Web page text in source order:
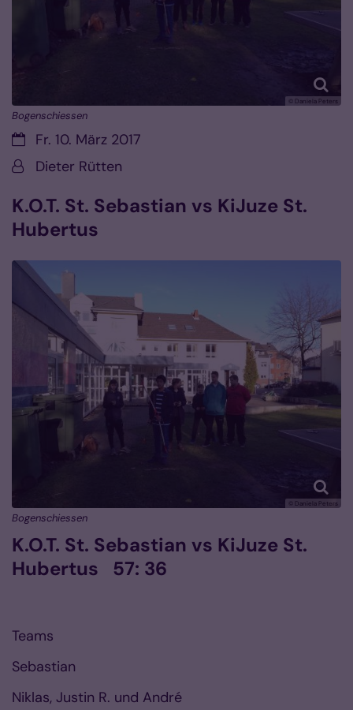
© Daniela Peters
Bogenschiessen
Datum:Fr. 10. März 2017
Von:Dieter Rütten
K.O.T. St. Sebastian vs KiJuze St.
Hubertus
© Daniela Peters
Bogenschiessen
K.O.T. St. Sebastian vs KiJuze St.
Hubertus 57: 36
Teams
Sebastian
Niklas, Justin R. und André